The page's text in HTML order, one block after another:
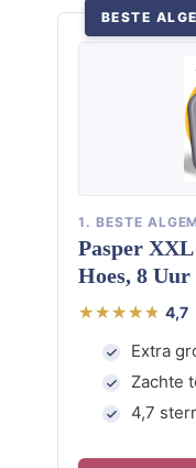
BESTE
1. BESTE
Pasper
Hoes, 8
4,7
Extra
Zachte
4,7